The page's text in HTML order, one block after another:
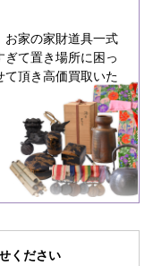
お家の家財道具一式
て置き場所に困っ
頂き高価買取いた
ください